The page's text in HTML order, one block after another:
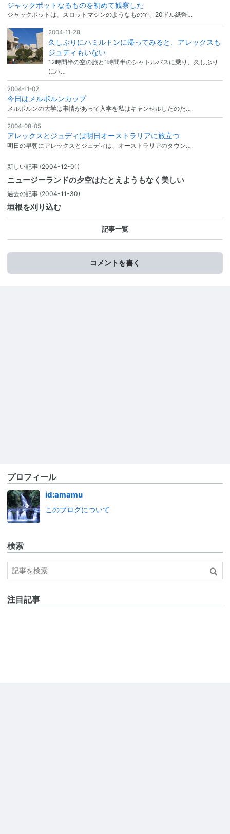
ジャックポットなるものを初めて観察した
ジャックポットは、スロットマシンのようなもので、20ドル紙幣…
2004-11-28
久しぶりにハミルトンに帰ってみると、アレックスも
ジュディもいない
12時間半の空の旅と1時間半のシャトルバスに乗り、久しぶり
にハ…
2004-11-02
今日はメルボルンカップ
メルボルンの大学は事情があって入学を私はキャンセルしたのだ…
2004-08-05
アレックスとジュディは明日オーストラリアに旅立つ
明日の早朝にアレックスとジュディは、オーストラリアのタウン…
新しい記事 (2004-12-01)
ニュージーランドの夕空はたとえようもなく美しい
過去の記事 (2004-11-30)
垣根を刈り込む
記事一覧
コメントを書く
プロフィール
id:amamu
このブログについて
検索
注目記事